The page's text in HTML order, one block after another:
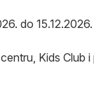
do
Kids Club